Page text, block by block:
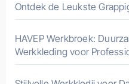
Ontdek de Leukste
HAVEP Werkbroek:
Werkkleding voor